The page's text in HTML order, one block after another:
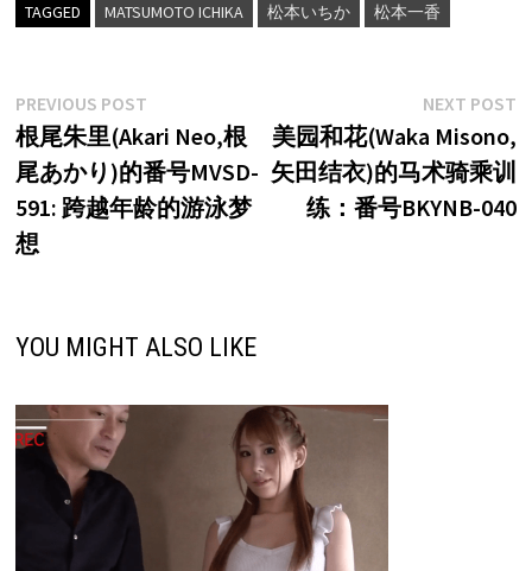
TAGGED MATSUMOTO ICHIKA 松本いちか 松本一香
文
章
导
航
PREVIOUS POSTPrevious
post:
根尾朱里(Akari Neo,根
尾あかり)的番号MVSD-
591: 跨越年龄的游泳梦
想
NEXT POST
美园和花(Waka Misono,
矢田结衣)的马术骑乘训
练：番号BKYNB-040
YOU MIGHT ALSO LIKE